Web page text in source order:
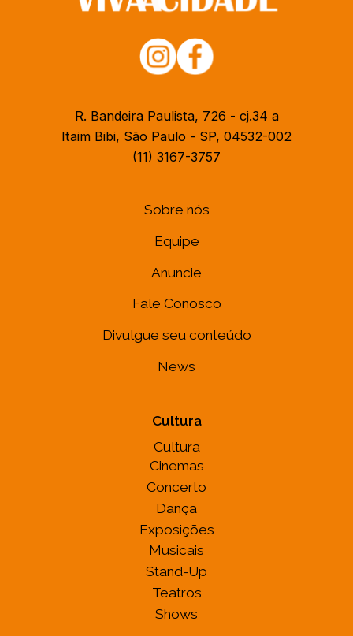
R. Bandeira Paulista, 726 - cj.34 a
Itaim Bibi, São Paulo - SP, 04532-002
(11) 3167-3757
Sobre nós
Equipe
Anuncie
Fale Conosco
Divulgue seu conteúdo
News
Cultura
Cultura
Cinemas
Concerto
Dança
Exposições
Musicais
Stand-Up
Teatros
Shows